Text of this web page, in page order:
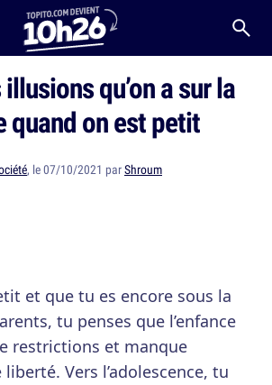
qu’on a sur la
quand on est petit
, le 07/10/2021 parShroum
et que tu es encore sous la
tu penses que l’enfance
restrictions et manque
Vers l’adolescence, tu